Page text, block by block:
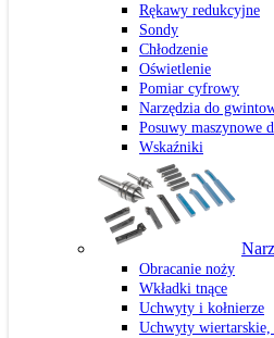
Rękawy redukcyjne
Sondy
Chłodzenie
Oświetlenie
Pomiar cyfrowy
Narzędzia do
Posuwy maszynowe
Wskaźniki
Obracanie noży
Wkładki tnące
Uchwyty i kołnierze
Uchwyty wiertarskie,